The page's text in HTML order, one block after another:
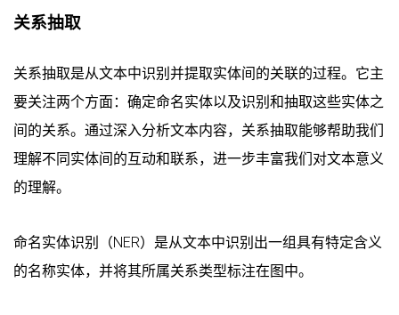
关系抽取
关系抽取是从文本中识别并提取实体间的关联的过程。它主
要关注两个方面：确定命名实体以及识别和抽取这些实体之
间的关系。通过深入分析文本内容，关系抽取能够帮助我们
理解不同实体间的互动和联系，进一步丰富我们对文本意义
的理解。
命名实体识别（NER）是从文本中识别出一组具有特定含义
的名称实体，并将其所属关系类型标注在图中。